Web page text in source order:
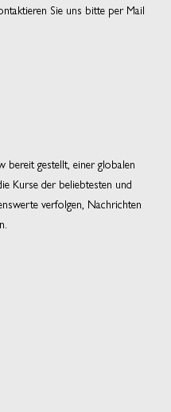
Sie uns bitte per Mail
bereit gestellt, einer globalen
Kurse der beliebtesten und
verfolgen, Nachrichten